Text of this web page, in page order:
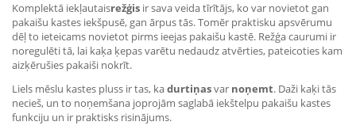
Komplektā iekļautaisrežģis ir sava veida tīrītājs, ko var novietot gan
pakaišu kastes iekšpusē, gan ārpus tās. Tomēr praktisku apsvērumu
dēļ to ieteicams novietot pirms ieejas pakaišu kastē. Režģa caurumi ir
noregulēti tā, lai kaķa ķepas varētu nedaudz atvērties, pateicoties kam
aizķērušies pakaiši nokrīt.
Liels mēslu kastes pluss ir tas, kadurtiņasvar noņemt. Daži kaķi tās
necieš, un to noņemšana joprojām saglabā iekštelpu pakaišu kastes
funkciju un ir praktisks risinājums.